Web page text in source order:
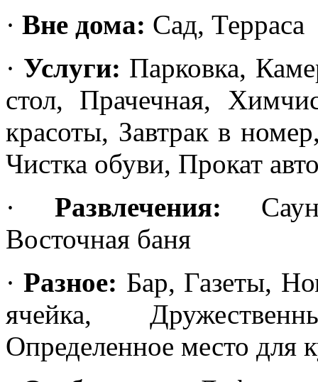
· Вне дома: Сад, Терраса
· Услуги: Парковка,
стол, Прачечная,
красоты, Завтрак в
Чистка обуви, Прокат
· Развлечения:
Восточная баня
·Разное: Бар, Газеты,
ячейка,
Определенное место для